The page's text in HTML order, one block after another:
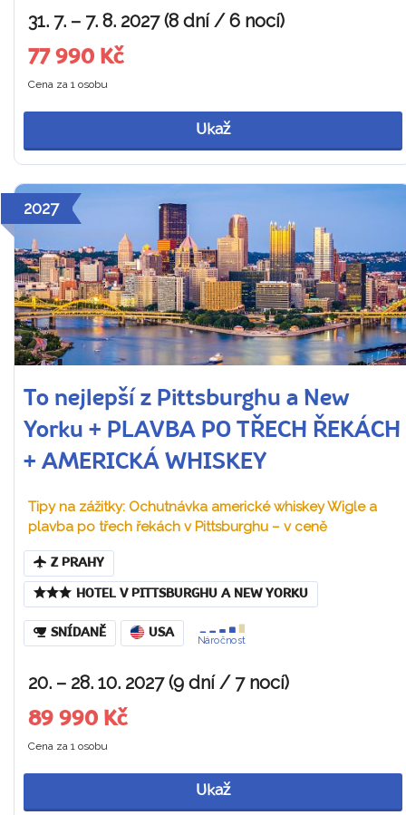
31. 7. – 7. 8. 2027 (8 dní / 6 nocí)
77 990 Kč
Cena za 1 osobu
Ukaž
2027
To nejlepší z Pittsburghu a New
Yorku + PLAVBA PO TŘECH ŘEKÁCH
+ AMERICKÁ WHISKEY
Tipy na zážitky: Ochutnávka americké whiskey Wigle a
plavba po třech řekách v Pittsburghu – v ceně
Z PRAHY
HOTEL V PITTSBURGHU A NEW YORKU
SNÍDANĚ USA
Náročnost
20. – 28. 10. 2027 (9 dní / 7 nocí)
89 990 Kč
Cena za 1 osobu
Ukaž